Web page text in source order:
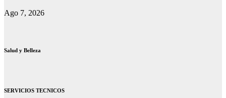
Ago 7, 2026
Salud y Belleza
SERVICIOS TECNICOS